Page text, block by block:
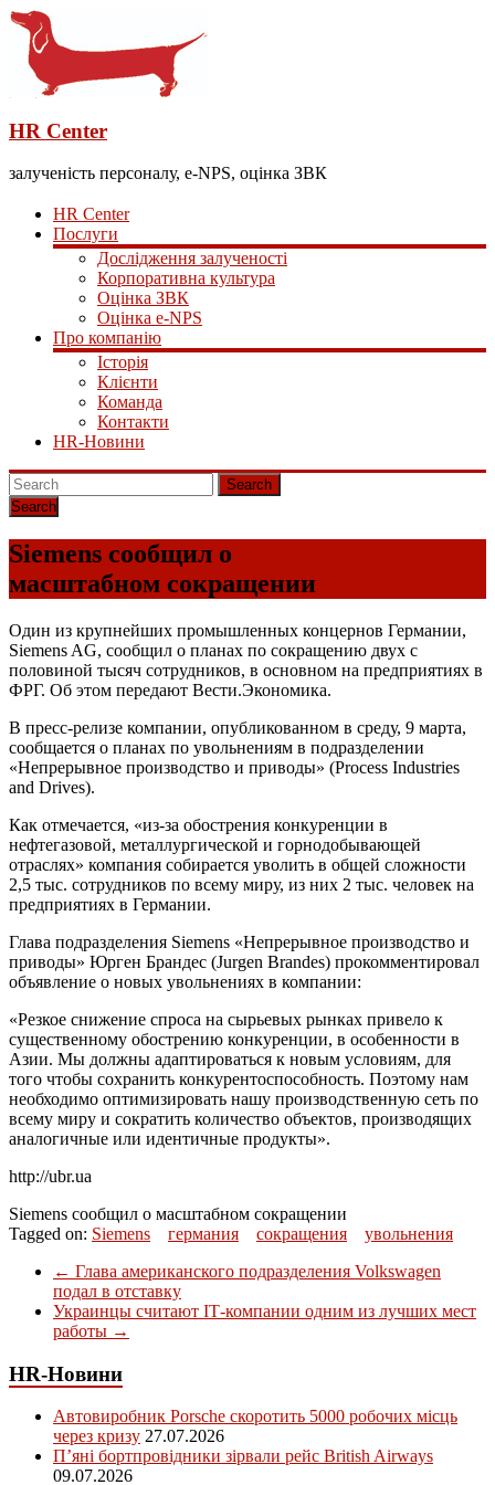
HR Center
залученість персоналу, e-NPS, оцінка ЗВК
HR Center
Послуги
Дослідження залученості
Корпоративна культура
Оцінка ЗВК
Оцінка e-NPS
Про компанію
Історія
Клієнти
Команда
Контакти
HR-Новини
Search
Siemens сообщил о
масштабном сокращении
Один из крупнейших промышленных концернов Германии,
Siemens AG, сообщил о планах по сокращению двух с
половиной тысяч сотрудников, в основном на предприятиях в
ФРГ. Об этом передают Вести.Экономика.
В пресс-релизе компании, опубликованном в среду, 9 марта,
сообщается о планах по увольнениям в подразделении
«Непрерывное производство и приводы» (Process Industries
and Drives).
Как отмечается, «из-за обострения конкуренции в
нефтегазовой, металлургической и горнодобывающей
отраслях» компания собирается уволить в общей сложности
2,5 тыс. сотрудников по всему миру, из них 2 тыс. человек на
предприятиях в Германии.
Глава подразделения Siemens «Непрерывное производство и
приводы» Юрген Брандес (Jurgen Brandes) прокомментировал
объявление о новых увольнениях в компании:
«Резкое снижение спроса на сырьевых рынках привело к
существенному обострению конкуренции, в особенности в
Азии. Мы должны адаптироваться к новым условиям, для
того чтобы сохранить конкурентоспособность. Поэтому нам
необходимо оптимизировать нашу производственную сеть по
всему миру и сократить количество объектов, производящих
аналогичные или идентичные продукты».
http://ubr.ua
Siemens сообщил о масштабном сокращении
Tagged on: Siemens германия сокращения
увольнения
← Глава американского подразделения Volkswagen
подал в отставку
Украинцы считают IТ-компании одним из лучших мест
работы →
HR-Новини
Автовиробник Porsche скоротить 5000 робочих місць
через кризу 27.07.2026
П’яні бортпровідники зірвали рейс British Airways
09.07.2026